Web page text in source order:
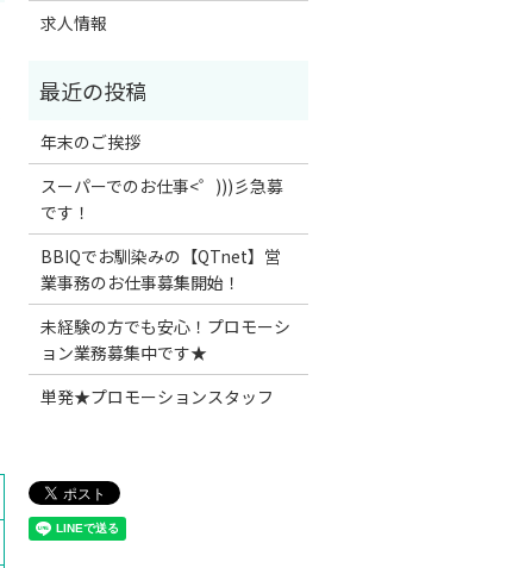
求人情報
年末のご挨拶
スーパーでのお仕事<゜)))彡急募
です！
BBIQでお馴染みの【QTnet】営
業事務のお仕事募集開始！
未経験の方でも安心！プロモーシ
ョン業務募集中です★
単発★プロモーションスタッフ